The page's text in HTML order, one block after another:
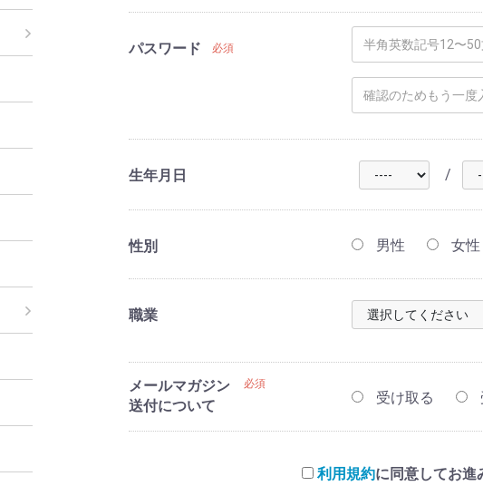
パスワード 必須
生年月日 /
性別 男性 女性
職業
メールマガジン
送付について
必須
受け取る
利用規約に同意してお進